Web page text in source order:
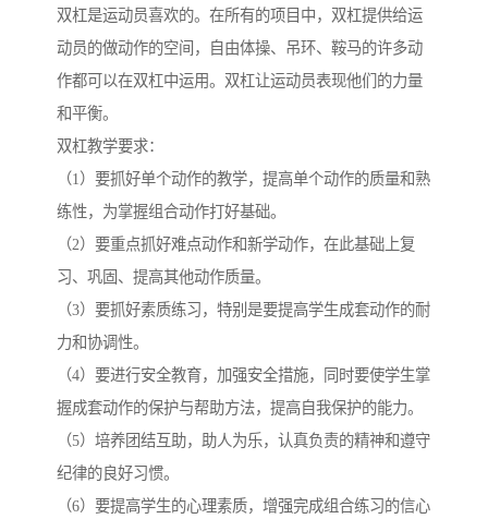
双杠是运动员喜欢的。在所有的项目中，双杠提供给运
动员的做动作的空间，自由体操、吊环、鞍马的许多动
作都可以在双杠中运用。双杠让运动员表现他们的力量
和平衡。
双杠教学要求：
（1）要抓好单个动作的教学，提高单个动作的质量和熟
练性，为掌握组合动作打好基础。
（2）要重点抓好难点动作和新学动作，在此基础上复
习、巩固、提高其他动作质量。
（3）要抓好素质练习，特别是要提高学生成套动作的耐
力和协调性。
（4）要进行安全教育，加强安全措施，同时要使学生掌
握成套动作的保护与帮助方法，提高自我保护的能力。
（5）培养团结互助，助人为乐，认真负责的精神和遵守
纪律的良好习惯。
（6）要提高学生的心理素质，增强完成组合练习的信心